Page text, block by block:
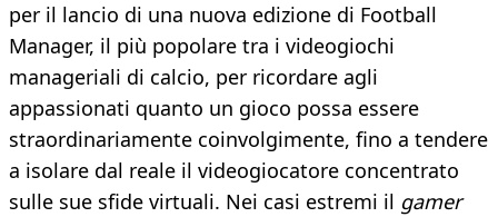
per il lancio di una nuova edizione di Football
Manager, il più popolare tra i videogiochi
manageriali di calcio, per ricordare agli
appassionati quanto un gioco possa essere
straordinariamente coinvolgimente, fino a tendere
a isolare dal reale il videogiocatore concentrato
sulle sue sfide virtuali. Nei casi estremi il gamer